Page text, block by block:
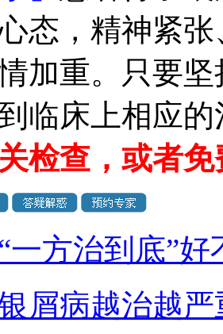
态，精神紧
加重。只要
临床上相应
检查，或者
一方治到底”好
屑病越治越严